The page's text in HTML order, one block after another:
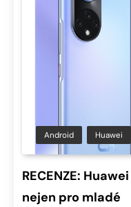
Android Huawei
RECENZE:
nejen pro mladé